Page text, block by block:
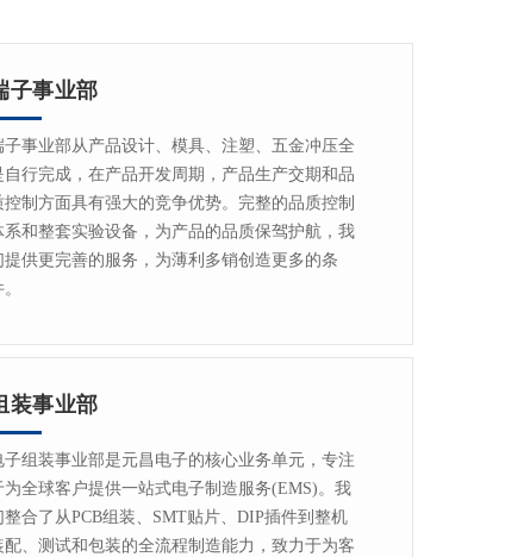
子事业部
子事业部从产品设计、模具、注塑、五金冲压全
自行完成，在产品开发周期，产品生产交期和品
控制方面具有强大的竞争优势。完整的品质控制
系和整套实验设备，为产品的品质保驾护航，我
提供更完善的服务，为薄利多销创造更多的条
装事业部
子组装事业部是元昌电子的核心业务单元，专注
为全球客户提供一站式电子制造服务(EMS)。我
整合了从PCB组装、SMT贴片、DIP插件到整机
配、测试和包装的全流程制造能力，致力于为客